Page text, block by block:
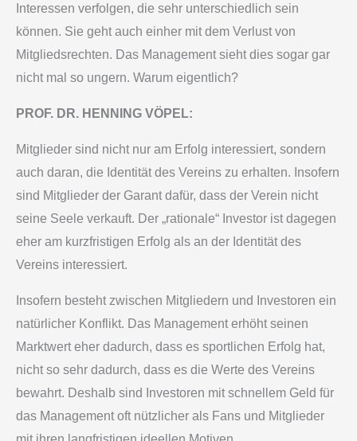
Interessen verfolgen, die sehr unterschiedlich sein
können. Sie geht auch einher mit dem Verlust von
Mitgliedsrechten. Das Management sieht dies sogar gar
nicht mal so ungern. Warum eigentlich?
PROF. DR. HENNING VÖPEL:
Mitglieder sind nicht nur am Erfolg interessiert, sondern
auch daran, die Identität des Vereins zu erhalten. Insofern
sind Mitglieder der Garant dafür, dass der Verein nicht
seine Seele verkauft. Der „rationale“ Investor ist dagegen
eher am kurzfristigen Erfolg als an der Identität des
Vereins interessiert.
Insofern besteht zwischen Mitgliedern und Investoren ein
natürlicher Konflikt. Das Management erhöht seinen
Marktwert eher dadurch, dass es sportlichen Erfolg hat,
nicht so sehr dadurch, dass es die Werte des Vereins
bewahrt. Deshalb sind Investoren mit schnellem Geld für
das Management oft nützlicher als Fans und Mitglieder